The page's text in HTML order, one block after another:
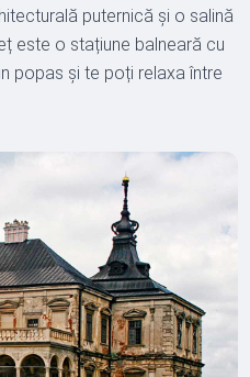
puternică și o salină
este o stațiune balneară cu
popas și te poți relaxa între